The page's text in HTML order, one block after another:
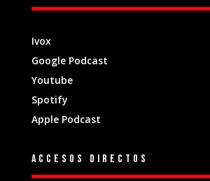
Ivox
Google Podcast
Youtube
Spotify
Apple Podcast
Accesos directos